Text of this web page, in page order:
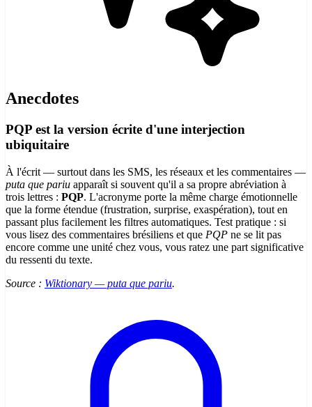
Anecdotes
PQP est la version écrite d'une interjection
ubiquitaire
À l'écrit — surtout dans les SMS, les réseaux et les commentaires —
puta que pariu apparaît si souvent qu'il a sa propre abréviation à
trois lettres : PQP. L'acronyme porte la même charge émotionnelle
que la forme étendue (frustration, surprise, exaspération), tout en
passant plus facilement les filtres automatiques. Test pratique : si
vous lisez des commentaires brésiliens et que PQP ne se lit pas
encore comme une unité chez vous, vous ratez une part significative
du ressenti du texte.
Source : Wiktionary — puta que pariu.